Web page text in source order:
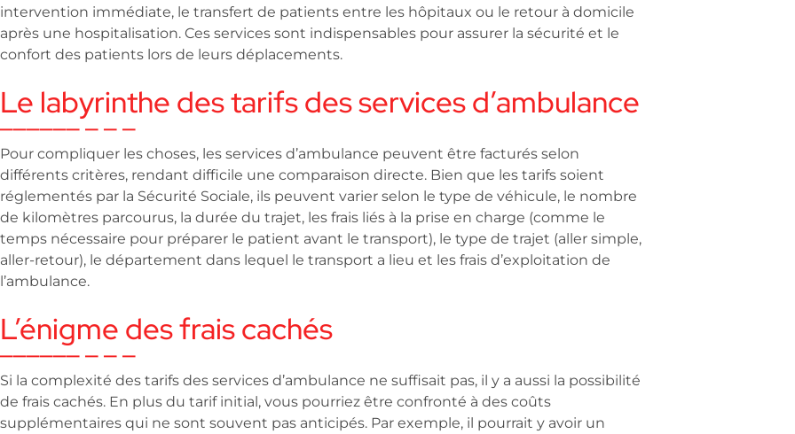
intervention immédiate, le transfert de patients entre les hôpitaux ou le retour à domicile
après une hospitalisation. Ces services sont indispensables pour assurer la sécurité et le
confort des patients lors de leurs déplacements.
Le labyrinthe des tarifs des services d’ambulance
Pour compliquer les choses, les services d’ambulance peuvent être facturés selon
différents critères, rendant difficile une comparaison directe. Bien que les tarifs soient
réglementés par la Sécurité Sociale, ils peuvent varier selon le type de véhicule, le nombre
de kilomètres parcourus, la durée du trajet, les frais liés à la prise en charge (comme le
temps nécessaire pour préparer le patient avant le transport), le type de trajet (aller simple,
aller-retour), le département dans lequel le transport a lieu et les frais d’exploitation de
l’ambulance.
L’énigme des frais cachés
Si la complexité des tarifs des services d’ambulance ne suffisait pas, il y a aussi la possibilité
de frais cachés. En plus du tarif initial, vous pourriez être confronté à des coûts
supplémentaires qui ne sont souvent pas anticipés. Par exemple, il pourrait y avoir un